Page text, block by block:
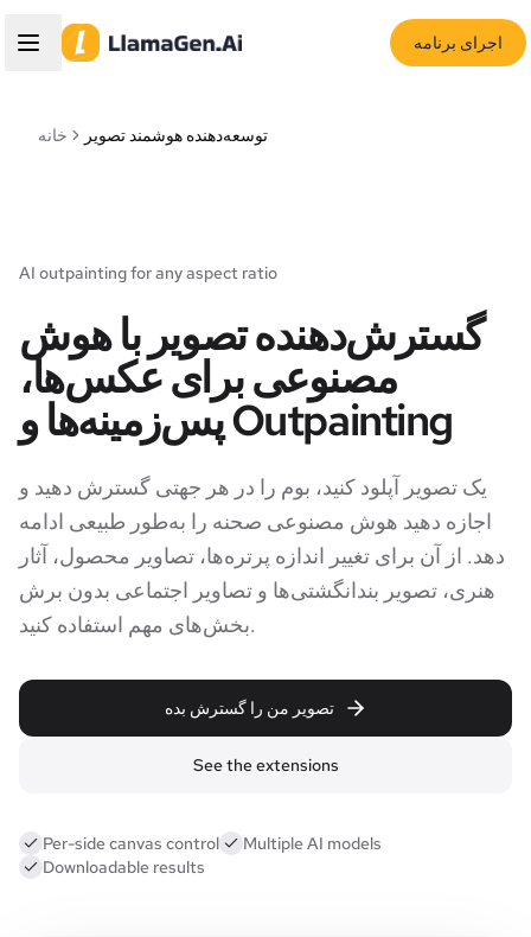
اجرای برنامه
خانه توسعه‌دهنده هوشمند تصویر
AI outpainting for any aspect ratio
گسترش‌دهنده تصویر با هوش
مصنوعی برای عکس‌ها،
پس‌زمینه‌ها و Outpainting
یک تصویر آپلود کنید، بوم را در هر جهتی گسترش دهید و
اجازه دهید هوش مصنوعی صحنه را به‌طور طبیعی ادامه
دهد. از آن برای تغییر اندازه پرتره‌ها، تصاویر محصول، آثار
هنری، تصویر بندانگشتی‌ها و تصاویر اجتماعی بدون برش
بخش‌های مهم استفاده کنید.
تصویر من را گسترش بده
See the extensions
Per-side canvas control
Multiple AI models
Downloadable results